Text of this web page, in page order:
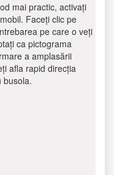
mai practic, activați
Faceți clic pe
pe care o veți
ca pictograma
a amplasării
afla rapid direcția
busola.